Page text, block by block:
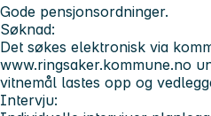
Gode pensjonsordninger.
Søknad:
Det søkes elektronisk via
www.ringsaker.kommune.no
vitnemål lastes opp og
Intervju: